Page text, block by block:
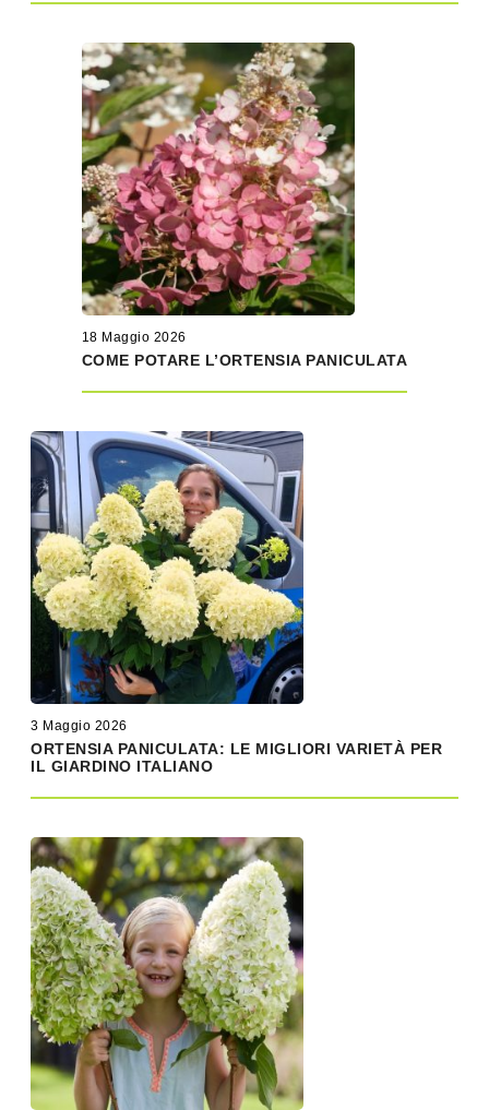
18 Maggio 2026
COME POTARE L’ORTENSIA PANICULATA
3 Maggio 2026
ORTENSIA PANICULATA: LE MIGLIORI VARIETÀ PER
IL GIARDINO ITALIANO